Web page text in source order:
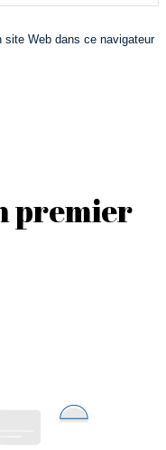
site Web dans ce navigateur
premier